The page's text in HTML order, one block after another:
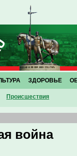
Проиcшествия
ЗДОРОВЬЕ
война